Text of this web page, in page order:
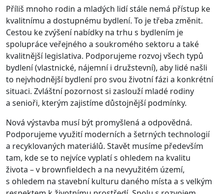
Příliš mnoho rodin a mladých lidí stále nemá přístup ke
kvalitnímu a dostupnému bydlení. To je třeba změnit.
Cestou ke zvýšení nabídky na trhu s bydlením je
spolupráce veřejného a soukromého sektoru a také
kvalitnější legislativa. Podporujeme rozvoj všech typů
bydlení (vlastnické, nájemní i družstevní), aby lidé našli
to nejvhodnější bydlení pro svou životní fázi a konkrétní
situaci. Zvláštní pozornost si zaslouží mladé rodiny
a senioři, kterým zajistíme důstojnější podmínky.
Nová výstavba musí být promyšlená a odpovědná.
Podporujeme využití moderních a šetrných technologií
a recyklovaných materiálů. Stavět musíme především
tam, kde se to nejvíce vyplatí s ohledem na kvalitu
života – v brownfieldech a na nevyužitém území,
s ohledem na stavební kulturu daného místa a s velkým